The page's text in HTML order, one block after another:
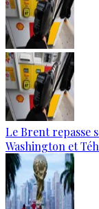
Le Brent repasse
Washington et